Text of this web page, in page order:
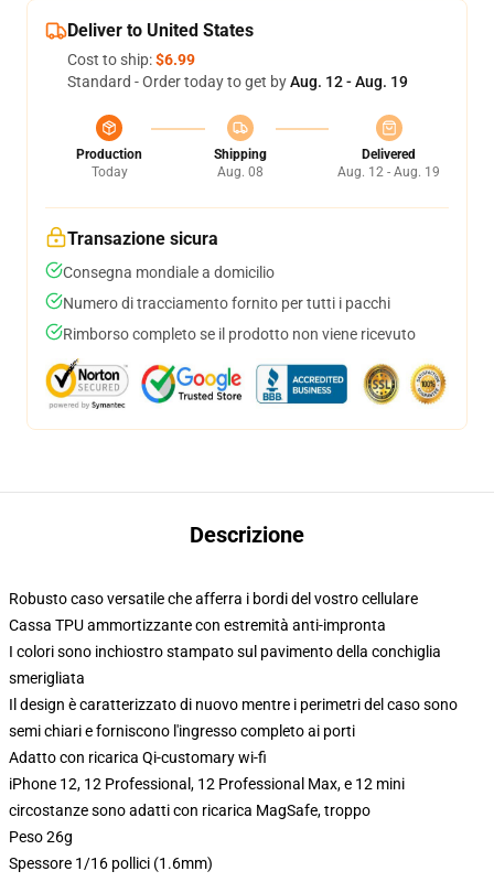
Deliver to United States
Cost to ship:$6.99
Standard - Order today to get byAug. 12 - Aug. 19
Production
Today
Shipping
Aug. 08
Delivered
Aug. 12 - Aug. 19
Transazione sicura
Consegna mondiale a domicilio
Numero di tracciamento fornito per tutti i pacchi
Rimborso completo se il prodotto non viene ricevuto
Descrizione
Robusto caso versatile che afferra i bordi del vostro cellulare
Cassa TPU ammortizzante con estremità anti-impronta
I colori sono inchiostro stampato sul pavimento della conchiglia
smerigliata
Il design è caratterizzato di nuovo mentre i perimetri del caso sono
semi chiari e forniscono l'ingresso completo ai porti
Adatto con ricarica Qi-customary wi-fi
iPhone 12, 12 Professional, 12 Professional Max, e 12 mini
circostanze sono adatti con ricarica MagSafe, troppo
Peso 26g
Spessore 1/16 pollici (1.6mm)